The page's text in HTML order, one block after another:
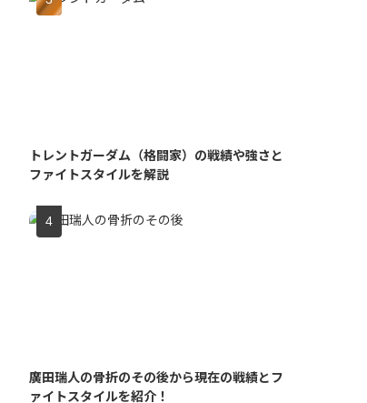
トレントガーダム（格闘家）の戦績や強さと
ファイトスタイルを解説
廣田瑞人の骨折のその後から現在の戦績とフ
ァイトスタイルを紹介！